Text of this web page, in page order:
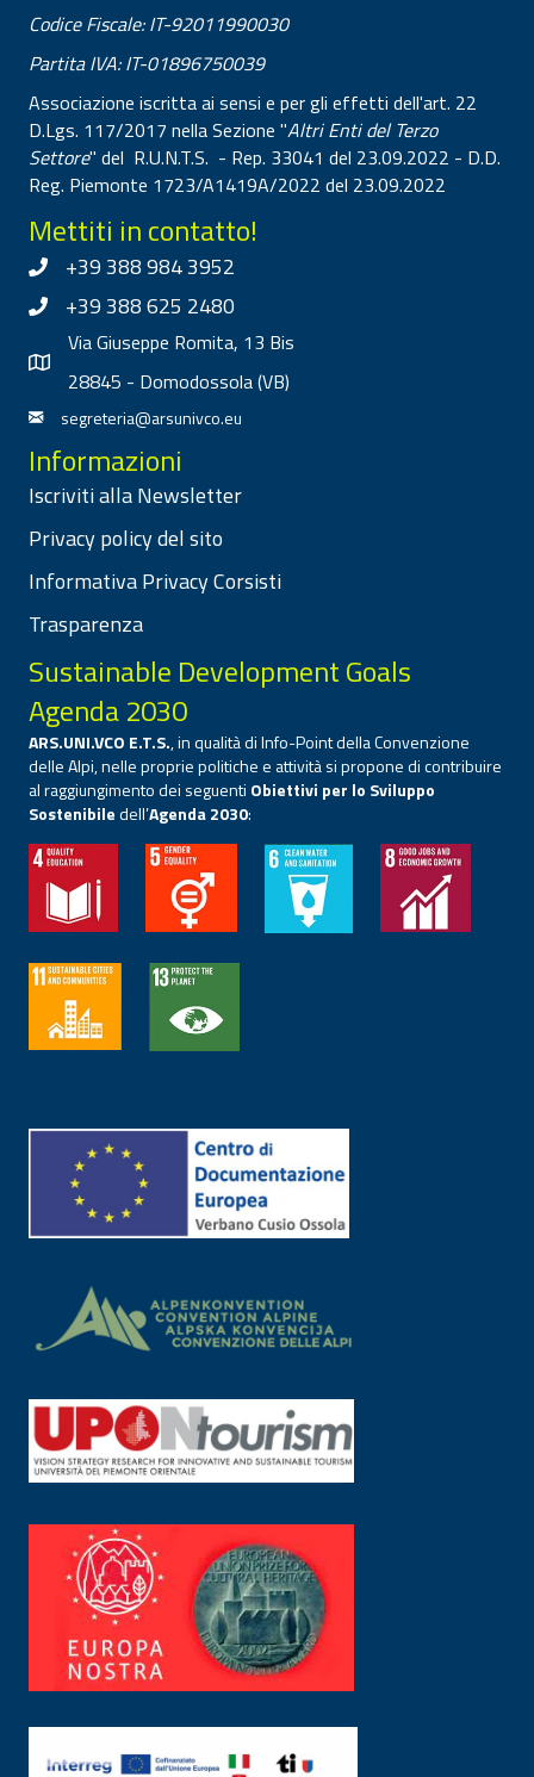
Codice Fiscale: IT-92011990030
Partita IVA: IT-01896750039
Associazione iscritta ai sensi e per gli effetti dell'art. 22
D.Lgs. 117/2017 nella Sezione "Altri Enti del Terzo
Settore" del R.U.N.T.S. - Rep. 33041 del 23.09.2022 - D.D.
Reg. Piemonte 1723/A1419A/2022 del 23.09.2022
Mettiti in contatto!
+39 388 984 3952
+39 388 625 2480
Via Giuseppe Romita, 13 Bis
28845 - Domodossola (VB)
segreteria@arsunivco.eu
Informazioni
Iscriviti alla Newsletter
Privacy policy del sito
Informativa Privacy Corsisti
Trasparenza
Sustainable Development Goals
Agenda 2030
ARS.UNI.VCO E.T.S., in qualità di Info-Point della Convenzione
delle Alpi, nelle proprie politiche e attività si propone di contribuire
al raggiungimento dei seguenti Obiettivi per lo Sviluppo
Sostenibiledell’Agenda 2030: